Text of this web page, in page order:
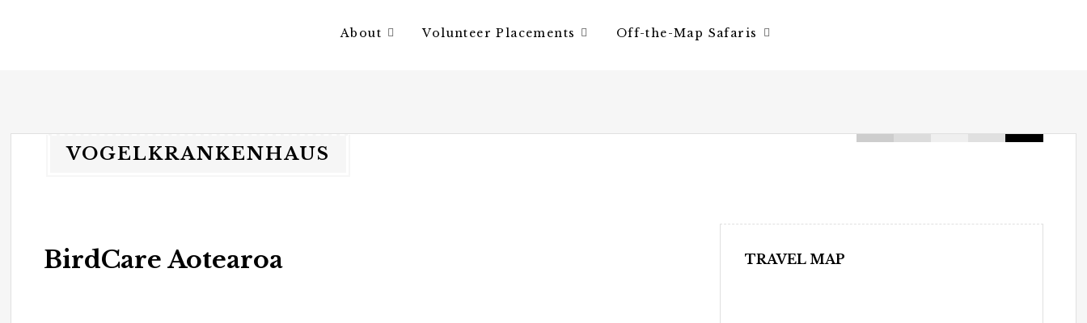
About Volunteer Placements Off-the-Map Safaris
vagateers
VOGELKRANKENHAUS
BirdCare Aotearoa TRAVEL MAP